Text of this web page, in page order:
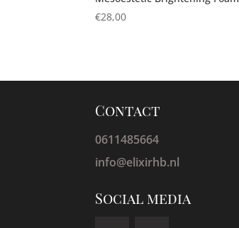
€28,00
Contact
0611485664
info@elixirhb.nl
Social media